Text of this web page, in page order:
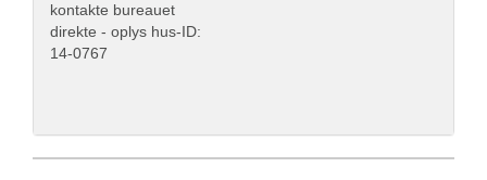
kontakte bureauet
direkte - oplys hus-ID:
14-0767